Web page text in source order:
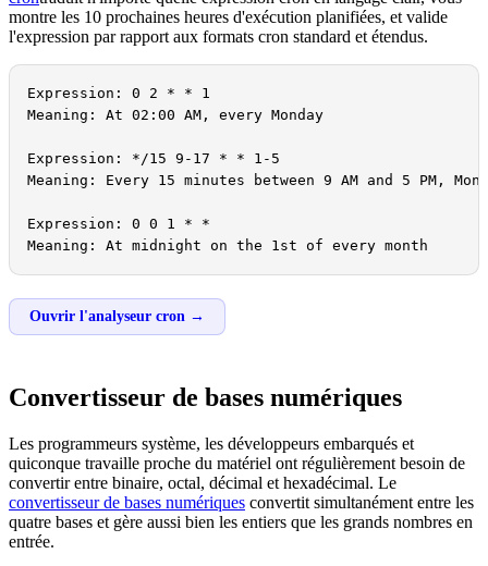
montre les 10 prochaines heures d'exécution planifiées, et valide
l'expression par rapport aux formats cron standard et étendus.
Expression: 0 2 * * 1
Meaning: At 02:00 AM, every Monday
Expression: */15 9-17 * * 1-5
Meaning: Every 15 minutes between 9 AM and 5 PM,
Expression: 0 0 1 * *
Meaning: At midnight on the 1st of every month
Ouvrir l'analyseur cron →
Convertisseur de bases numériques
Les programmeurs système, les développeurs embarqués et
quiconque travaille proche du matériel ont régulièrement besoin de
convertir entre binaire, octal, décimal et hexadécimal. Le
convertisseur de bases numériques convertit simultanément entre les
quatre bases et gère aussi bien les entiers que les grands nombres en
entrée.